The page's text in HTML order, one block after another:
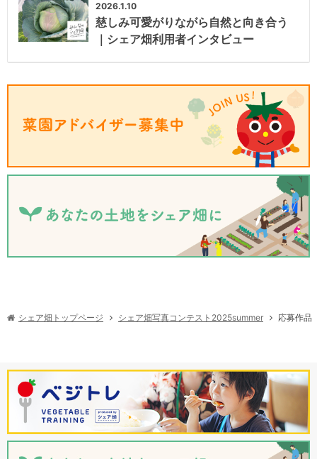
2026.1.10
慈しみ可愛がりながら自然と向き合う
｜シェア畑利用者インタビュー
シェア畑トップページ シェア畑写真コンテスト2025summer 応募作品